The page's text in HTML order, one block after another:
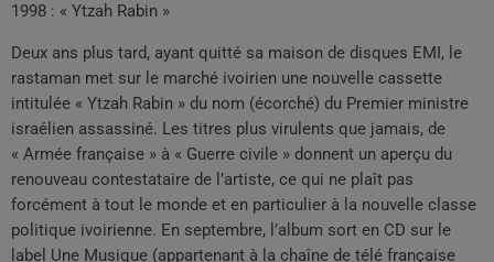
1998 : « Ytzah Rabin »
Deux ans plus tard, ayant quitté sa maison de disques EMI, le
rastaman met sur le marché ivoirien une nouvelle cassette
intitulée « Ytzah Rabin » du nom (écorché) du Premier ministre
israélien assassiné. Les titres plus virulents que jamais, de
« Armée française » à « Guerre civile » donnent un aperçu du
renouveau contestataire de l’artiste, ce qui ne plaît pas
forcément à tout le monde et en particulier à la nouvelle classe
politique ivoirienne. En septembre, l’album sort en CD sur le
label Une Musique (appartenant à la chaîne de télé française